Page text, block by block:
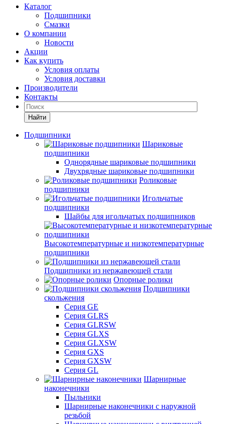
Каталог
Подшипники
Смазки
О компании
Новости
Акции
Как купить
Условия оплаты
Условия доставки
Производители
Контакты
Найти
Подшипники
Шариковые
подшипники
Однорядные шариковые подшипники
Двухрядные шариковые подшипники
Роликовые
подшипники
Игольчатые
подшипники
Шайбы для игольчатых подшипников
Высокотемпературные и низкотемпературные
подшипники
Подшипники из нержавеющей стали
Опорные ролики
Подшипники
скольжения
Серия GE
Серия GLRS
Серия GLRSW
Серия GLXS
Серия GLXSW
Серия GXS
Серия GXSW
Серия GL
Шарнирные
наконечники
Пыльники
Шарнирные наконечники с наружной
резьбой